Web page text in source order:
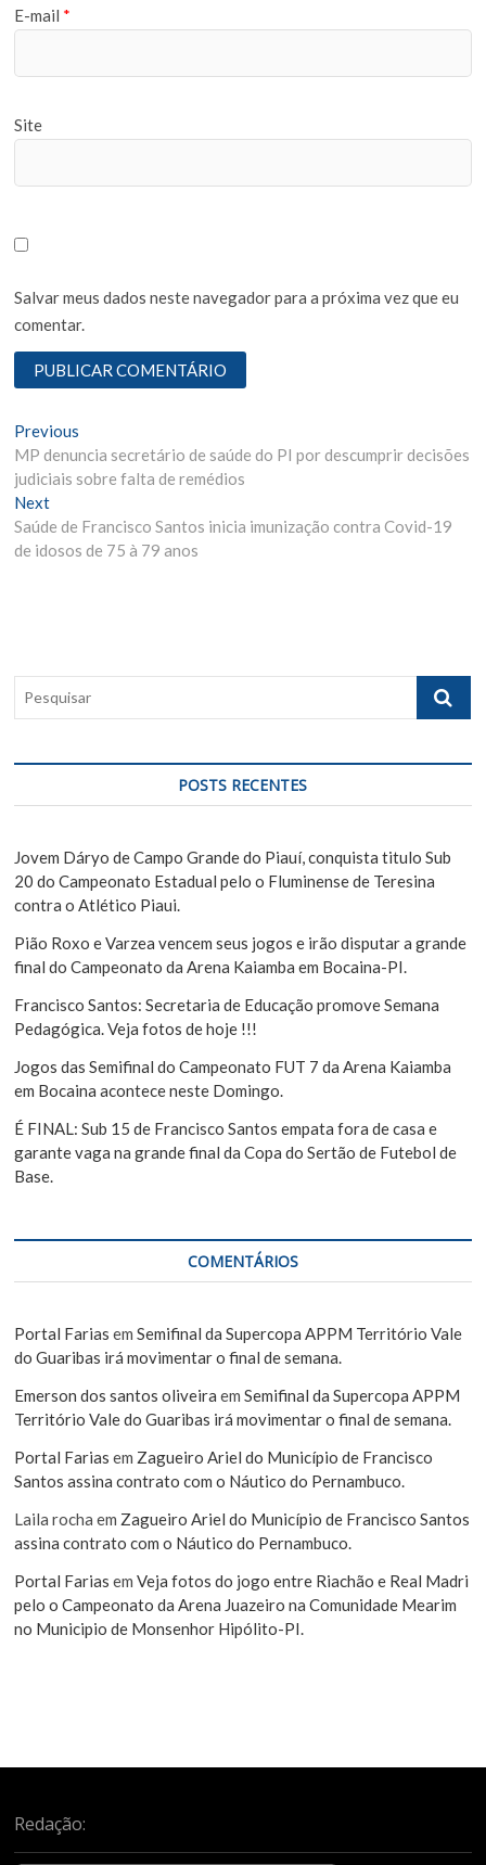
E-mail *
Site
Salvar meus dados neste navegador para a próxima vez que eu
comentar.
N
a
v
e
ã
o
P
o
s
t
Previous
r
e
i
o
t
:
MP denuncia secretário de saúde do PI por descumprir decisões
judiciais sobre falta de remédios
Next
e
x
:
Saúde de Francisco Santos inicia imunização contra Covid-19
de idosos de 75 à 79 anos
q
i
a
r
POSTS RECENTES
Jovem Dáryo de Campo Grande do Piauí, conquista titulo Sub
20 do Campeonato Estadual pelo o Fluminense de Teresina
contra o Atlético Piaui.
Pião Roxo e Varzea vencem seus jogos e irão disputar a grande
final do Campeonato da Arena Kaiamba em Bocaina-PI.
Francisco Santos: Secretaria de Educação promove Semana
Pedagógica. Veja fotos de hoje !!!
Jogos das Semifinal do Campeonato FUT 7 da Arena Kaiamba
em Bocaina acontece neste Domingo.
É FINAL: Sub 15 de Francisco Santos empata fora de casa e
garante vaga na grande final da Copa do Sertão de Futebol de
Base.
COMENTÁRIOS
Portal Farias emSemifinal da Supercopa APPM Território Vale
do Guaribas irá movimentar o final de semana.
Emerson dos santos oliveira emSemifinal da Supercopa APPM
Território Vale do Guaribas irá movimentar o final de semana.
Portal Farias em Zagueiro Ariel do Município de Francisco
Santos assina contrato com o Náutico do Pernambuco.
Laila rocha em Zagueiro Ariel do Município de Francisco Santos
assina contrato com o Náutico do Pernambuco.
Portal Farias emVeja fotos do jogo entre Riachão e Real Madri
pelo o Campeonato da Arena Juazeiro na Comunidade Mearim
no Municipio de Monsenhor Hipólito-PI.
Redação: